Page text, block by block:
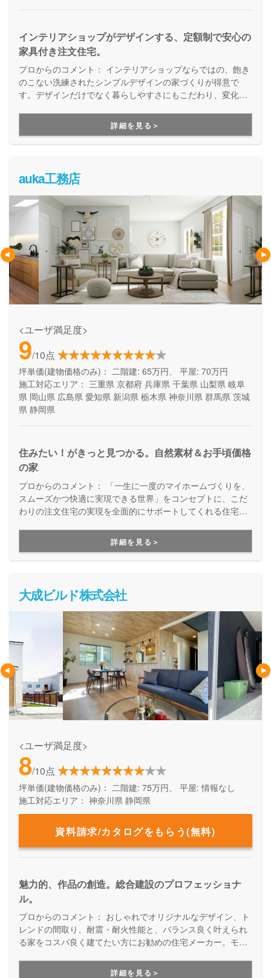
インテリアショップがデザインする、定額制で安心の
家具付き注文住宅。
プロからのコメント： インテリアショップならではの、飽き
のこない洗練されたシンプルデザインの家づくりが得意で
す。デザインだけでなく暮らしやすさにもこだわり、変化し
心設計」を提案してくれます。
詳細を見る＞
auka工務店
<ユーザ満足度>
9/10点
坪単価(建物価格のみ)： 二階建: 65万円、 平屋: 70万円
施工対応エリア： 三重県 京都府 兵庫県 千葉県 山梨県 岐阜
県 岡山県 広島県 愛知県 新潟県 栃木県 神奈川県 群馬県 茨城
県 静岡県
住みたい！がきっと見つかる。自然素材＆お手頃価格
の家
プロからのコメント：
「一生に一度のマイホームづくりを、
スムーズかつ快適に実現できる世界」をコンセプトに、こだ
わりの注文住宅の実現を全面的にサポートしてくれる住宅メ
耐久の安心快適な住まいづくり、暮らし始めた後のメンテナ
ンスや将来的なリフォームのことまで、まるっとお任せいた
だけます。
詳細を見る＞
大成ビルド株式会社
<ユーザ満足度>
8/10点
坪単価(建物価格のみ)： 二階建: 75万円、 平屋: 情報なし
施工対応エリア： 神奈川県 静岡県
資料請求/カタログをもらう(無料)
魅力的、作品の創造。総合建設のプロフェッショナ
ル。
プロからのコメント： おしゃれでオリジナルなデザイン、ト
レンドの間取り、耐震・耐火性能と、バランス良く叶えられ
る家をコスパ良く建てたい方にお勧めの住宅メーカー。モデ
現しつつ、デザイン性も性能も叶えた家を提供しています。
詳細を見る＞